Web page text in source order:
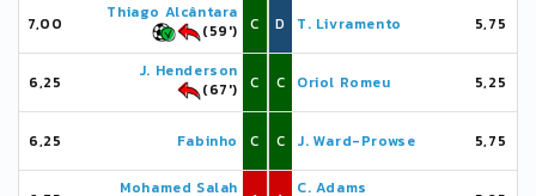
7,00
Thiago Alcântara
(59')
C
6,25
J. Henderson
(67')
C
6,25 Fabinho C
Mohamed Salah
D T. Livramento 5,75
C Oriol Romeu 5,25
C J. Ward-Prowse 5,75
C. Adams